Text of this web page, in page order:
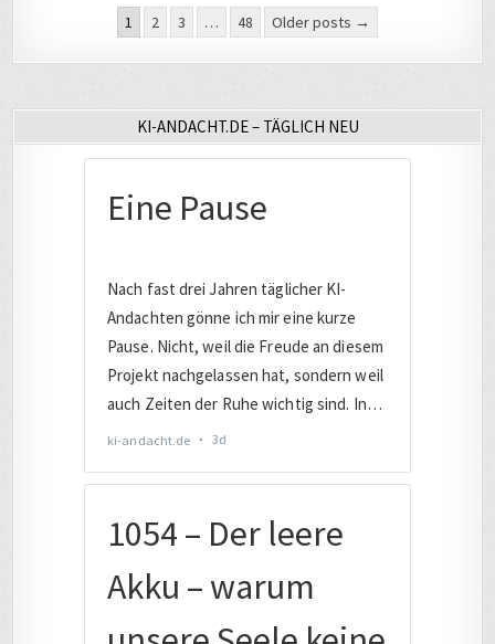
Seitennummerierung
der
1 2 3 … 48 Older posts →
KI-ANDACHT.DE – TÄGLICH NEU